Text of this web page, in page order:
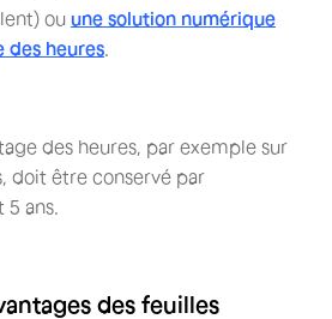
ou une solution numérique
des heures
des heures, par exemple sur
doit être conservé par
ans.
des feuilles